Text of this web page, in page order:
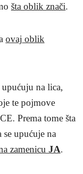
šta oblik znači.
ovaj oblik
na lica,
te pojmove
Prema tome šta
se upućuje na
zamenicu JA.